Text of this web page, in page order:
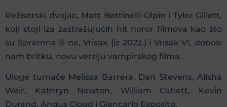
Režiserski dvojac, Matt Bettinelli-Olpin i Tyler Gillett,
koji stoji iza zastrašujućih hit horor filmova kao što
su Spremna ili ne, Vrisak (iz 2022.) i Vrisak VI, donosi
nam britku, novu verziju vampirskog filma.
Uloge tumače Melissa Barrera, Dan Stevens, Alisha
Weir, Kathryn Newton, William Catlett, Kevin
Durand, Angus Cloud i Giancarlo Esposito.